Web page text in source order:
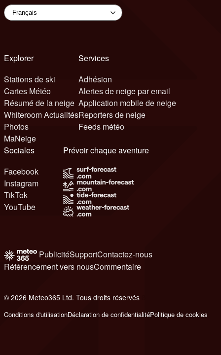
Explorer
Stations de ski
Cartes Météo
Résumé de la neige
Whiteroom Actualités
Photos
MaNeige
Services
Adhésion
Alertes de neige par email
Application mobile de neige
Reporters de neige
Feeds météo
Sociales
Facebook
Instagram
TikTok
YouTube
Prévoir chaque aventure
PublicitéSupportContactez-nous
Référencement vers nousCommentaire
© 2026 Meteo365 Ltd. Tous droits réservés
Conditions d'utilisationDéclaration de confidentialitéPolitique de cookies